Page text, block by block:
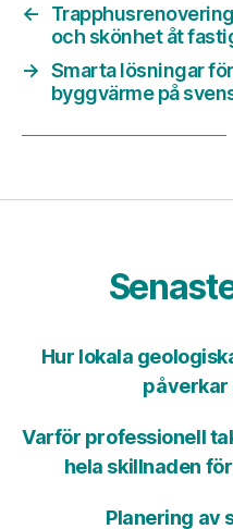
←
och skönhet åt
→ Smarta lösningar
byggvärme på
Hur lokala
Varför professionell
hela skillnaden
Planering av